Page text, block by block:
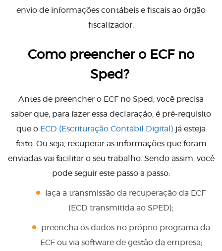
envio de informações contábeis e fiscais ao órgão
fiscalizador.
Como preencher o ECF no
Sped?
Antes de preencher o ECF no Sped, você precisa
saber que, para fazer essa declaração, é pré-requisito
que o ECD (Escrituração Contábil Digital) já esteja
feito. Ou seja, recuperar as informações que foram
enviadas vai facilitar o seu trabalho. Sendo assim, você
pode seguir este passo a passo:
faça a transmissão da recuperação da ECF
(ECD transmitida ao SPED);
preencha os dados no próprio programa da
ECF ou via software de gestão da empresa;